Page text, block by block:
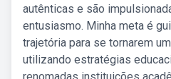
autênticas e são
entusiasmo. Minha meta é
trajetória para se tornarem
utilizando estratégias